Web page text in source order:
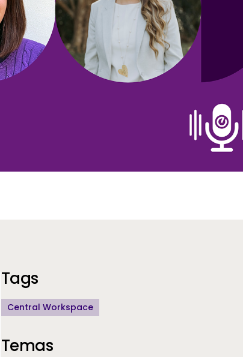
Additional Information
Tags
Central Workspace
Temas